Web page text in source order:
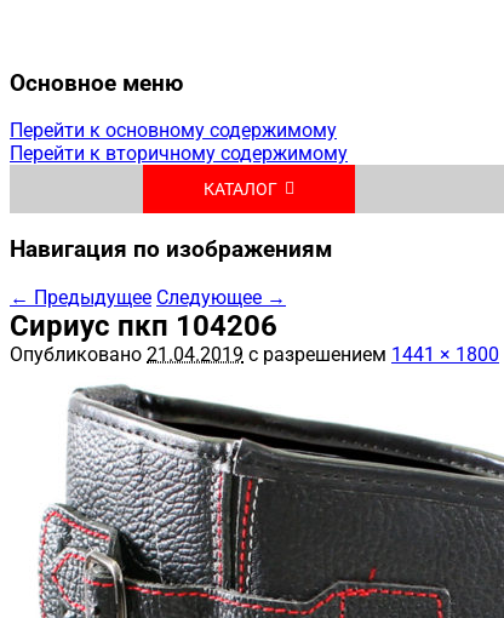
Основное меню
Перейти к основному содержимому
Перейти к вторичному содержимому
КАТАЛОГ
Навигация по изображениям
← Предыдущее Следующее →
Сириус пкп 104206
Опубликовано 21.04.2019 с разрешением 1441 × 1800